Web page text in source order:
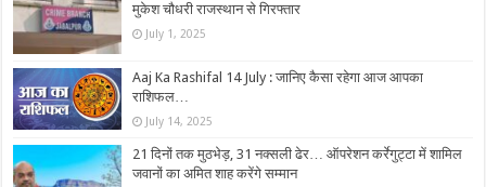
मुकेश चौधरी राजस्थान से गिरफ्तार
July 1, 2025
Aaj Ka Rashifal 14 July : जानिए कैसा रहेगा आज आपका
राशिफल…
July 14, 2025
21 दिनों तक मुठभेड़, 31 नक्सली ढेर… ऑपरेशन कर्रेगुट्टा में शामिल
जवानों का अमित शाह करेंगे सम्मान